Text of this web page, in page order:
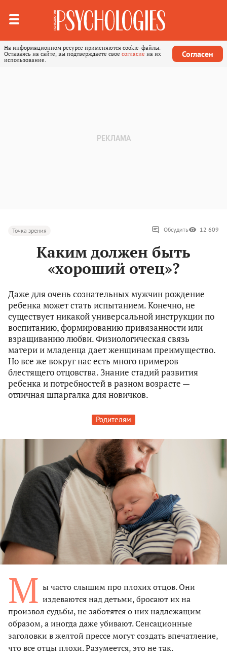
На информационном ресурсе применяются cookie-файлы.
Оставаясь на сайте, вы подтверждаете свое согласие на их
использование.
Согласен
Точка зрения Обсудить 12 609
Каким должен быть
«хороший отец»?
Даже для очень сознательных мужчин рождение
ребенка может стать испытанием. Конечно, не
существует никакой универсальной инструкции по
воспитанию, формированию привязанности или
взращиванию любви. Физиологическая связь
матери и младенца дает женщинам преимущество.
Но все же вокруг нас есть много примеров
блестящего отцовства. Знание стадий развития
ребенка и потребностей в разном возрасте —
отличная шпаргалка для новичков.
Родителям
М ы часто слышим про плохих отцов. Они
издеваются над детьми, бросают их на
произвол судьбы, не заботятся о них надлежащим
образом, а иногда даже убивают. Сенсационные
заголовки в желтой прессе могут создать впечатление,
что все отцы плохи. Разумеется, это не так.